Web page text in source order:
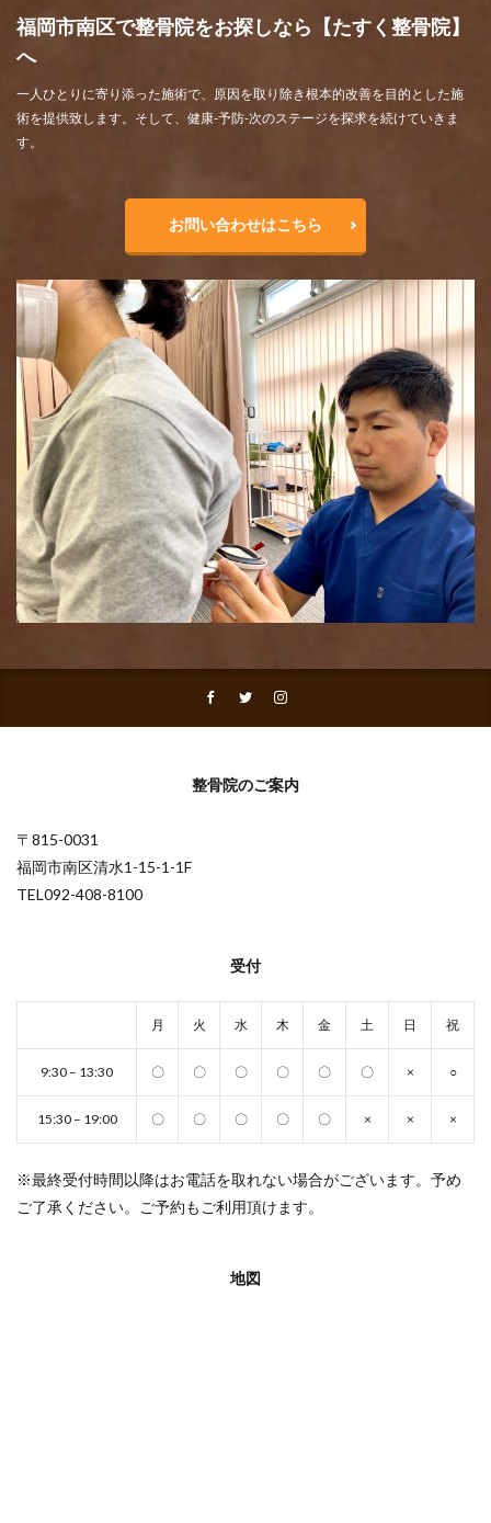
福岡市南区で整骨院をお探しなら【たすく整骨院】
へ
一人ひとりに寄り添った施術で、原因を取り除き根本的改善を目的とした施
術を提供致します。そして、健康-予防-次のステージを探求を続けていきま
す。
お問い合わせはこちら
整骨院のご案内
〒815-0031
福岡市南区清水1-15-1-1F
TEL092-408-8100
受付
月 火 水 木 金 土 日 祝
9:30 – 13:30 〇 〇 〇 〇 〇 〇 × ○
15:30 – 19:00 〇 〇 〇 〇 〇 × × ×
※最終受付時間以降はお電話を取れない場合がございます。予め
ご了承ください。ご予約もご利用頂けます。
地図